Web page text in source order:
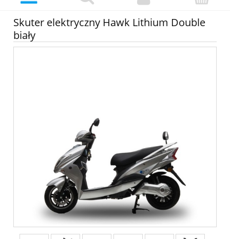
Skuter elektryczny Hawk Lithium Double
biały